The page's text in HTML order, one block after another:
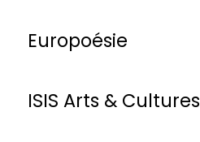
Europoésie
ISIS Arts & Cultures